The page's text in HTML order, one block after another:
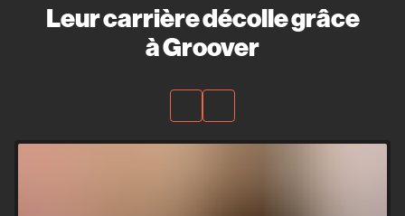
Leur carrière décolle grâce
à Groover